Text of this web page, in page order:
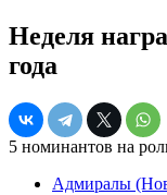
Неделя
года
5 номинантов на
Адмиралы